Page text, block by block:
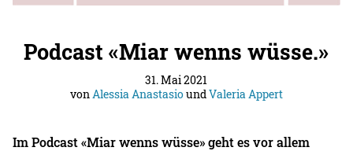
Podcast «Miar wenns wüsse.»
31. Mai 2021
vonAlessia AnastasioundValeria Appert
Im Podcast «Miar wenns wüsse» geht es vor allem